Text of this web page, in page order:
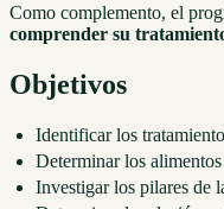
Como complemento, el
comprender su
Objetivos
Identificar los
Determinar los
Investigar los pilares de